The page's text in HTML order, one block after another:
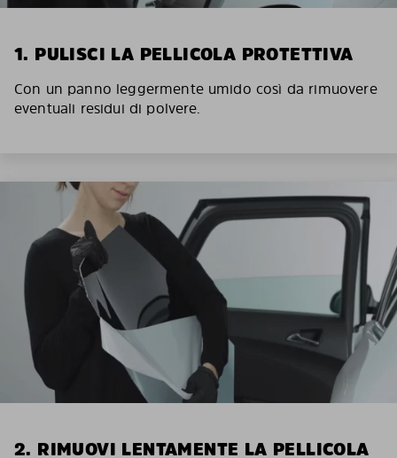
1. PULISCI LA PELLICOLA PROTETTIVA
Con un panno leggermente umido così da rimuovere
eventuali residui di polvere.
2. RIMUOVI LENTAMENTE LA PELLICOLA